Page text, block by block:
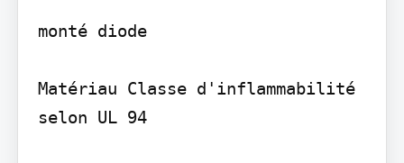
monté diode
Matériau Classe d'inflammabilité
selon UL 94